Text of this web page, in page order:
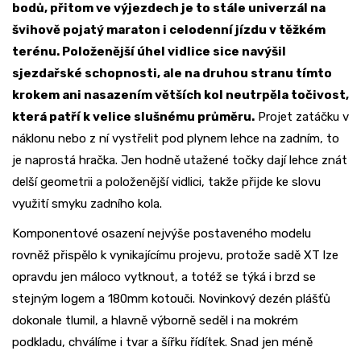
bodů, přitom ve výjezdech je to stále univerzál na
švihově pojatý maraton i celodenní jízdu v těžkém
terénu. Položenější úhel vidlice sice navýšil
sjezdařské schopnosti, ale na druhou stranu tímto
krokem ani nasazením větších kol neutrpěla točivost,
která patří k velice slušnému průměru. Projet zatáčku v
náklonu nebo z ní vystřelit pod plynem lehce na zadním, to
je naprostá hračka. Jen hodně utažené točky dají lehce znát
delší geometrii a položenější vidlici, takže přijde ke slovu
využití smyku zadního kola.
Komponentové osazení nejvýše postaveného modelu
rovněž přispělo k vynikajícímu projevu, protože sadě XT lze
opravdu jen máloco vytknout, a totéž se týká i brzd se
stejným logem a 180mm kotouči. Novinkový dezén plášťů
dokonale tlumil, a hlavně výborně seděl i na mokrém
podkladu, chválíme i tvar a šířku řídítek. Snad jen méně